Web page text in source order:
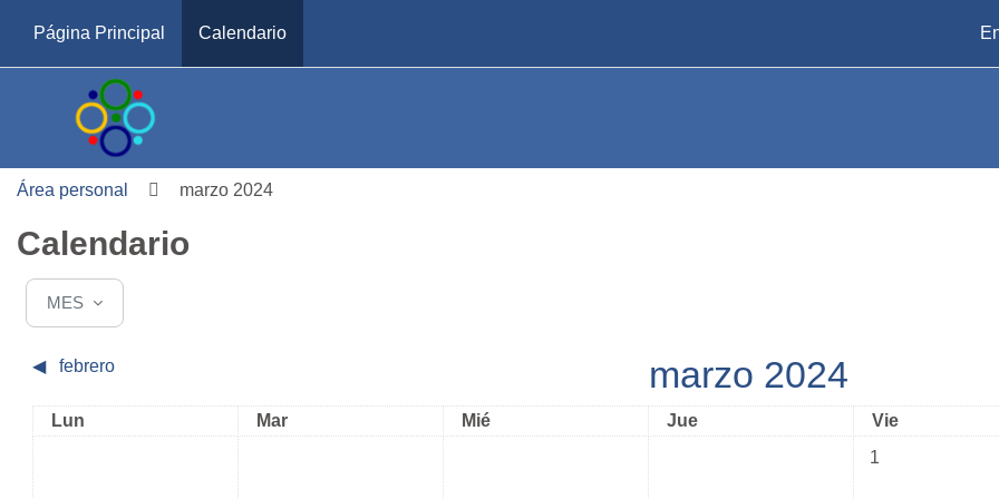
Página Principal
Calendario
Área personal
marzo 2024
Calendario
MES
◀︎ febrero marzo 2024
Lunes
Lun Martes
Mar Miércoles
Mié Jueves
Jue Viernes
Vie
Sin eventos,
1